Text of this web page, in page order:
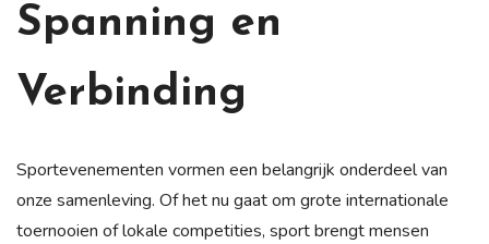
Spanning en
Verbinding
Sportevenementen vormen een belangrijk onderdeel van
onze samenleving. Of het nu gaat om grote internationale
toernooien of lokale competities, sport brengt mensen